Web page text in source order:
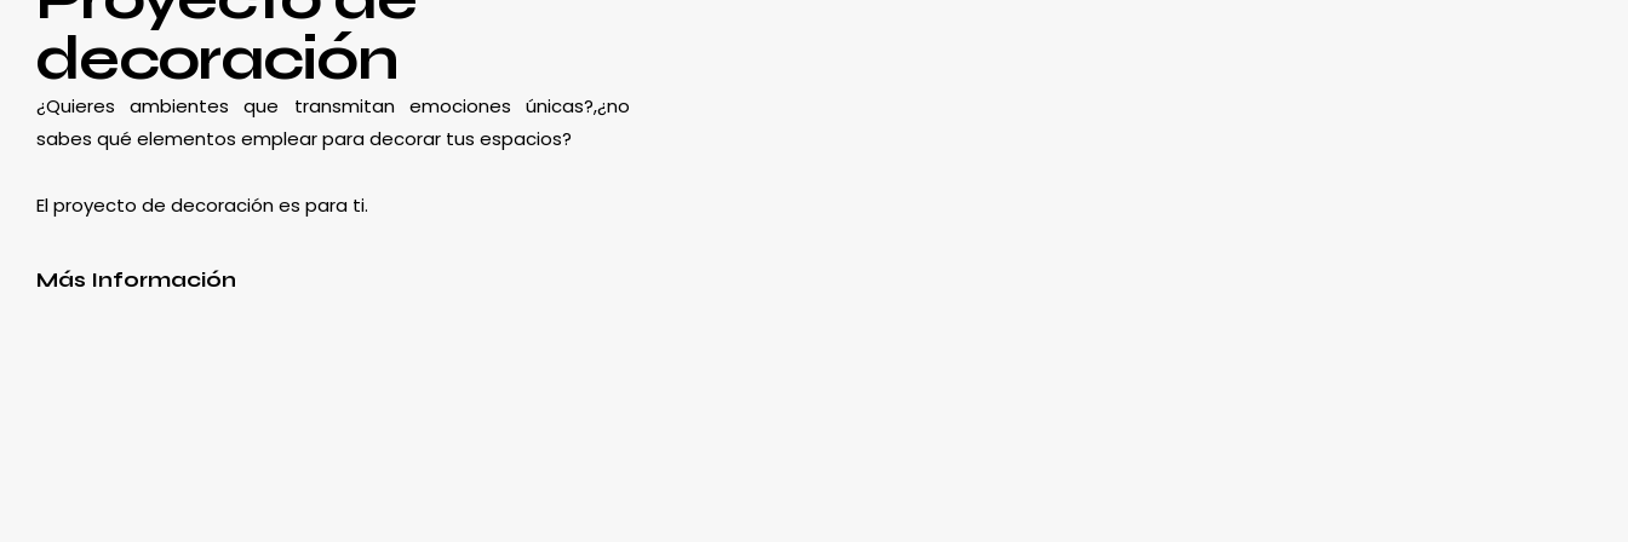
decoración
¿Quieres ambientes que transmitan emociones únicas?,¿no
sabes qué elementos emplear para decorar tus espacios?
El proyecto de decoración es para ti.
Más Información